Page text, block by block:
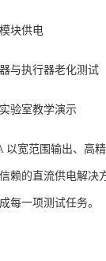
块供电
与执行器老化测试
验室教学演示
以宽范围输出、高
赖的直流供电解决
每一项测试任务。